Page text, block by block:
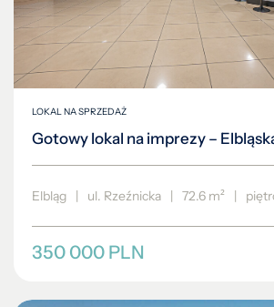
LOKAL NA SPRZEDAŻ
Gotowy lokal na imprezy –
Elbląg | ul. Rzeźnicka | 72.6 m² |
350 000 PLN